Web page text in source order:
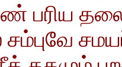
பரிய